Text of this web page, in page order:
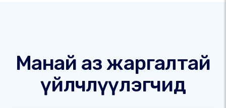
Манай аз жаргалтай
үйлчлүүлэгчид